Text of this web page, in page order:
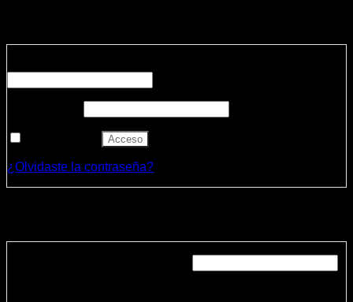
Acceso
¿Olvidaste la contraseña?